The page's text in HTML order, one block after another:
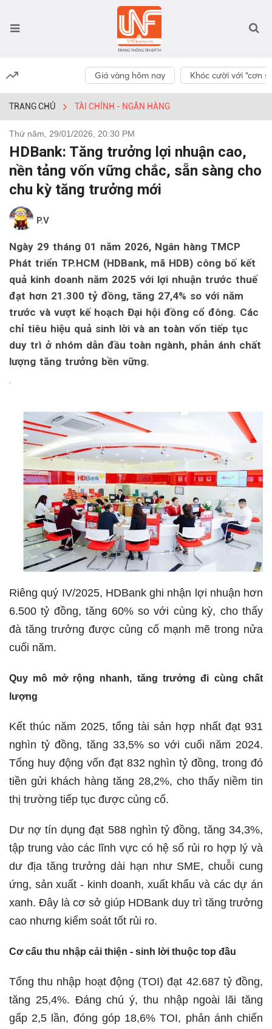
Giá vàng hôm nay Khóc cười với “cơn
TRANG CHỦ TÀI CHÍNH - NGÂN HÀNG
Thứ năm, 29/01/2026, 20:30 PM
HDBank: Tăng trưởng lợi nhuận cao,
nền tảng vốn vững chắc, sẵn sàng cho
chu kỳ tăng trưởng mới
P.V
Ngày 29 tháng 01 năm 2026, Ngân hàng TMCP
Phát triển TP.HCM (HDBank, mã HDB) công bố kết
quả kinh doanh năm 2025 với lợi nhuận trước thuế
đạt hơn 21.300 tỷ đồng, tăng 27,4% so với năm
trước và vượt kế hoạch Đại hội đồng cổ đông. Các
chỉ tiêu hiệu quả sinh lời và an toàn vốn tiếp tục
duy trì ở nhóm dẫn đầu toàn ngành, phản ánh chất
lượng tăng trưởng bền vững.
Riêng quý IV/2025, HDBank ghi nhận lợi nhuận hơn
6.500 tỷ đồng, tăng 60% so với cùng kỳ, cho thấy
đà tăng trưởng được củng cố mạnh mẽ trong nửa
cuối năm.
Quy mô mở rộng nhanh, tăng trưởng đi cùng chất
lượng
Kết thúc năm 2025, tổng tài sản hợp nhất đạt 931
nghìn tỷ đồng, tăng 33,5% so với cuối năm 2024.
Tổng huy động vốn đạt 832 nghìn tỷ đồng, trong đó
tiền gửi khách hàng tăng 28,2%, cho thấy niềm tin
thị trường tiếp tục được củng cố.
Dư nợ tín dụng đạt 588 nghìn tỷ đồng, tăng 34,3%,
tập trung vào các lĩnh vực có hệ số rủi ro hợp lý và
dư địa tăng trưởng dài hạn như SME, chuỗi cung
ứng, sản xuất - kinh doanh, xuất khẩu và các dự án
xanh. Đây là cơ sở giúp HDBank duy trì tăng trưởng
cao nhưng kiểm soát tốt rủi ro.
Cơ cấu thu nhập cải thiện - sinh lời thuộc top đầu
Tổng thu nhập hoạt động (TOI) đạt 42.687 tỷ đồng,
tăng 25,4%. Đáng chú ý, thu nhập ngoài lãi tăng
gấp 2,5 lần, đóng góp 18,6% TOI, phản ánh chiến